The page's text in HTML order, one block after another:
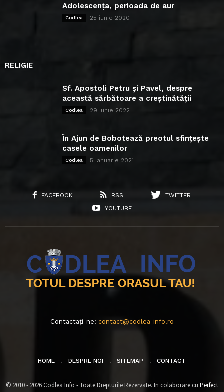
Adolescența, perioada de aur
Codlea 25 iunie 2020
RELIGIE
Sf. Apostoli Petru și Pavel, despre
această sărbătoare a creștinătății
Codlea 29 iunie 2022
În Ajun de Bobotează preotul sfințește
casele oamenilor
Codlea 5 ianuarie 2021
FACEBOOK RSS
TWITTER
YOUTUBE
Contactați-ne: contact@codlea-info.ro
HOME DESPRE NOI SITEMAP CONTACT
© 2010 - 2026 Codlea Info - Toate Drepturile Rezervate. In colaborare cu Perfect